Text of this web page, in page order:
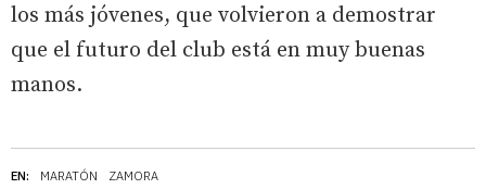
EN: MARATÓN ZAMORA
los más jóvenes, que volvieron a demostrar
que el futuro del club está en muy buenas
manos.